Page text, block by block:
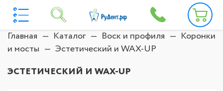
Главная Каталог Воск и профиля
Коронки
и мосты
Эстетический и WAX-UP
ЭСТЕТИЧЕСКИЙ И WAX-UP